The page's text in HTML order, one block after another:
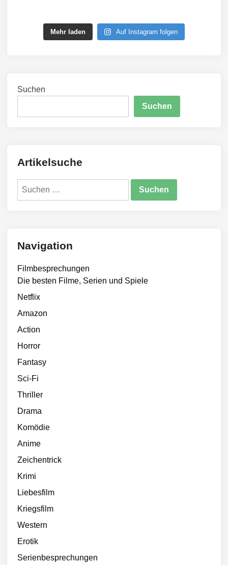
Mehr laden Auf Instagram folgen
Suchen
Suchen
Artikelsuche
Suchen
Navigation
Filmbesprechungen
Die besten Filme, Serien und Spiele
Netflix
Amazon
Action
Horror
Fantasy
Sci-Fi
Thriller
Drama
Komödie
Anime
Zeichentrick
Krimi
Liebesfilm
Kriegsfilm
Western
Erotik
Serienbesprechungen